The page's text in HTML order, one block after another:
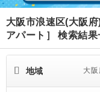
大阪市浪速区(大阪
アパート］ 検索結
地域 大